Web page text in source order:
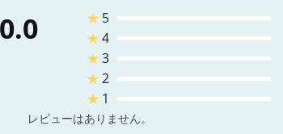
0.0 ★ 5
★4
★3
★2
★ 1
レビューはありません。